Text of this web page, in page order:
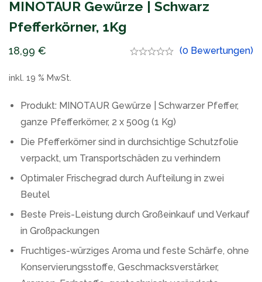
MINOTAUR Gewürze | Schwarz
Pfefferkörner, 1Kg
18,99 € (0 Bewertungen)
inkl. 19 % MwSt.
Produkt: MINOTAUR Gewürze | Schwarzer Pfeffer,
ganze Pfefferkörner, 2 x 500g (1 Kg)
Die Pfefferkörner sind in durchsichtige Schutzfolie
verpackt, um Transportschäden zu verhindern
Optimaler Frischegrad durch Aufteilung in zwei
Beutel
Beste Preis-Leistung durch Großeinkauf und Verkauf
in Großpackungen
Fruchtiges-würziges Aroma und feste Schärfe, ohne
Konservierungsstoffe, Geschmacksverstärker,